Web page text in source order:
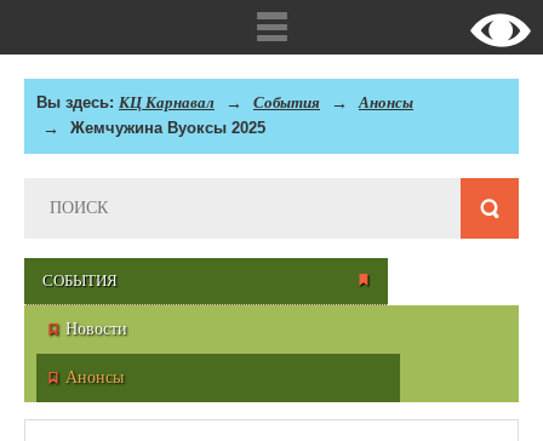
Вы здесь: КЦ Карнавал События
Анонсы
Жемчужина Вуоксы 2025
СОБЫТИЯ
Новости
Анонсы